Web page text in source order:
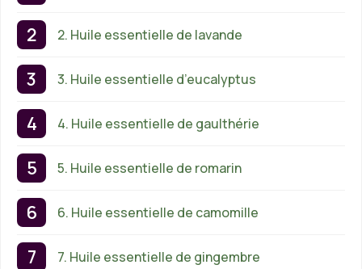
2. Huile essentielle de lavande
3. Huile essentielle d’eucalyptus
4. Huile essentielle de gaulthérie
5. Huile essentielle de romarin
6. Huile essentielle de camomille
7. Huile essentielle de gingembre